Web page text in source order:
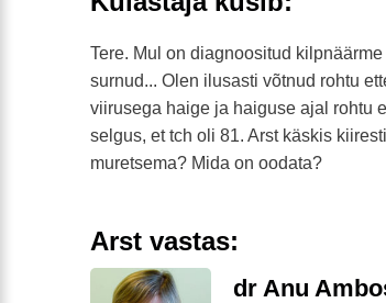
Tere. Mul on diagnoositud
surnud... Olen ilusasti võtnud rohtu
viirusega haige ja haiguse ajal rohtu
selgus, et tch oli 81. Arst käskis
muretsema? Mida on oodata?
Arst vastas:
dr Anu